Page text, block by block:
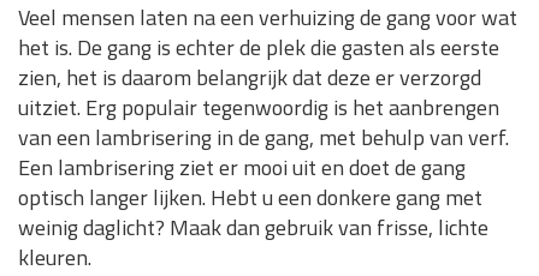
Veel mensen laten na een verhuizing de gang voor wat
het is. De gang is echter de plek die gasten als eerste
zien, het is daarom belangrijk dat deze er verzorgd
uitziet. Erg populair tegenwoordig is het aanbrengen
van een lambrisering in de gang, met behulp van verf.
Een lambrisering ziet er mooi uit en doet de gang
optisch langer lijken. Hebt u een donkere gang met
weinig daglicht? Maak dan gebruik van frisse, lichte
kleuren.